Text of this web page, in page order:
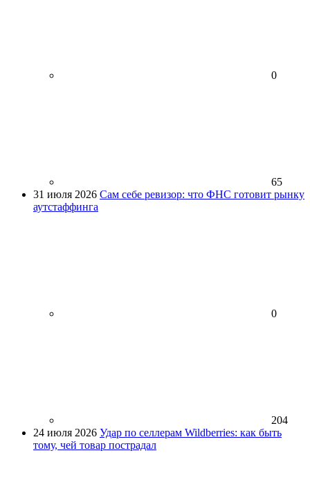
0
65
31 июля 2026 Сам себе ревизор: что ФНС готовит рынку
аутстаффинга
0
204
24 июля 2026 Удар по селлерам Wildberries: как быть
тому, чей товар пострадал